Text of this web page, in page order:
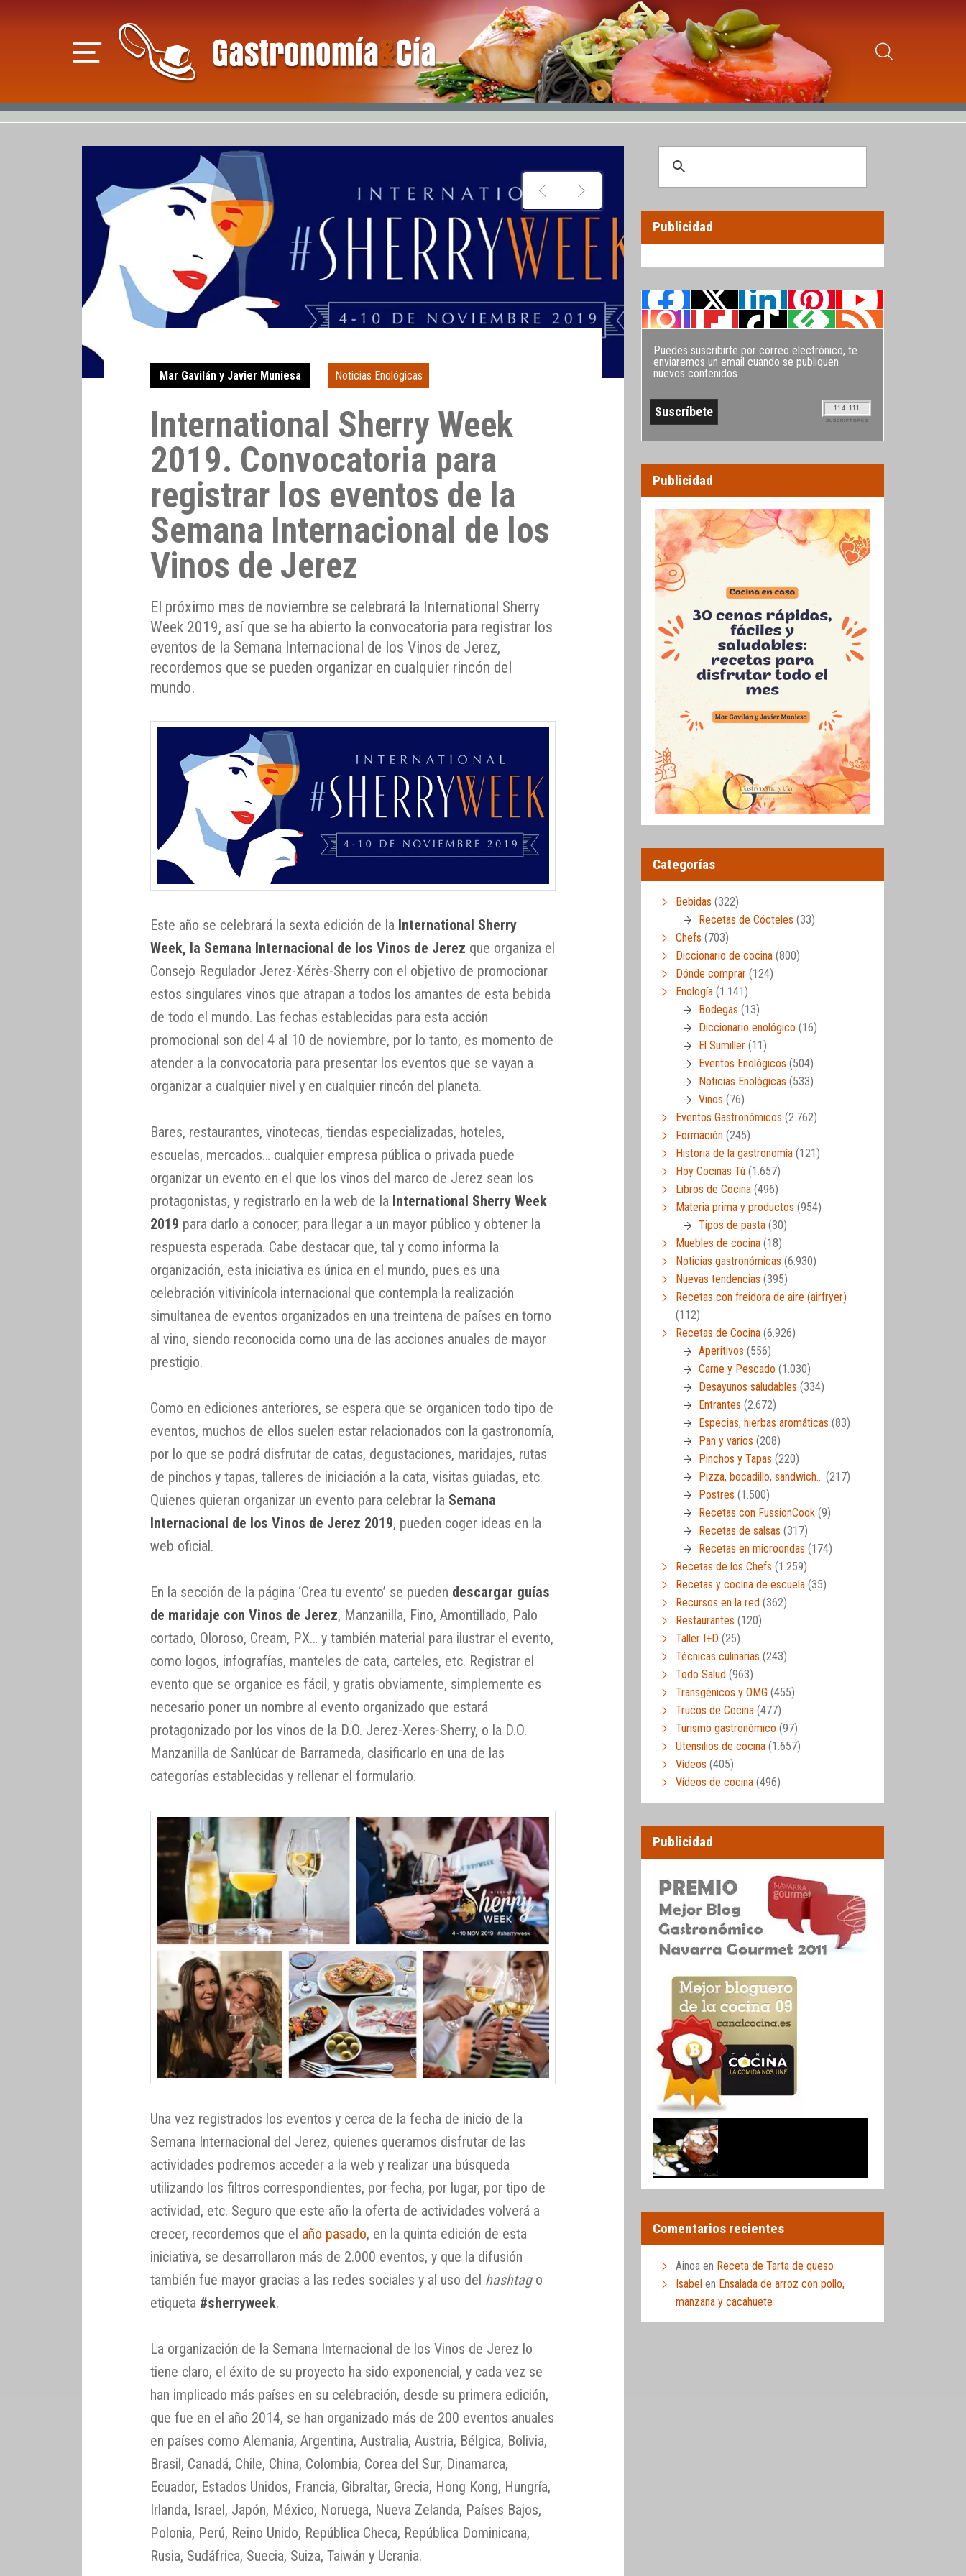
Mar Gavilán y Javier Muniesa Noticias Enológicas
International Sherry Week
2019. Convocatoria para
registrar los eventos de la
Semana Internacional de los
Vinos de Jerez
El próximo mes de noviembre se celebrará la International Sherry
Week 2019, así que se ha abierto la convocatoria para registrar los
eventos de la Semana Internacional de los Vinos de Jerez,
recordemos que se pueden organizar en cualquier rincón del
mundo.
Este año se celebrará la sexta edición de la International Sherry
Week, la Semana Internacional de los Vinos de Jerez que organiza el
Consejo Regulador Jerez-Xérès-Sherry con el objetivo de promocionar
estos singulares vinos que atrapan a todos los amantes de esta bebida
de todo el mundo. Las fechas establecidas para esta acción
promocional son del 4 al 10 de noviembre, por lo tanto, es momento de
atender a la convocatoria para presentar los eventos que se vayan a
organizar a cualquier nivel y en cualquier rincón del planeta.
Bares, restaurantes, vinotecas, tiendas especializadas, hoteles,
escuelas, mercados… cualquier empresa pública o privada puede
organizar un evento en el que los vinos del marco de Jerez sean los
protagonistas, y registrarlo en la web de la International Sherry Week
2019 para darlo a conocer, para llegar a un mayor público y obtener la
respuesta esperada. Cabe destacar que, tal y como informa la
organización, esta iniciativa es única en el mundo, pues es una
celebración vitivinícola internacional que contempla la realización
simultanea de eventos organizados en una treintena de países en torno
al vino, siendo reconocida como una de las acciones anuales de mayor
prestigio.
Como en ediciones anteriores, se espera que se organicen todo tipo de
eventos, muchos de ellos suelen estar relacionados con la gastronomía,
por lo que se podrá disfrutar de catas, degustaciones, maridajes, rutas
de pinchos y tapas, talleres de iniciación a la cata, visitas guiadas, etc.
Quienes quieran organizar un evento para celebrar la Semana
Internacional de los Vinos de Jerez 2019, pueden coger ideas en la
web oficial.
En la sección de la página ‘Crea tu evento’ se pueden descargar guías
de maridaje con Vinos de Jerez, Manzanilla, Fino, Amontillado, Palo
cortado, Oloroso, Cream, PX… y también material para ilustrar el evento,
como logos, infografías, manteles de cata, carteles, etc. Registrar el
evento que se organice es fácil, y gratis obviamente, simplemente es
necesario poner un nombre al evento organizado que estará
protagonizado por los vinos de la D.O. Jerez-Xeres-Sherry, o la D.O.
Manzanilla de Sanlúcar de Barrameda, clasificarlo en una de las
categorías establecidas y rellenar el formulario.
Una vez registrados los eventos y cerca de la fecha de inicio de la
Semana Internacional del Jerez, quienes queramos disfrutar de las
actividades podremos acceder a la web y realizar una búsqueda
utilizando los filtros correspondientes, por fecha, por lugar, por tipo de
actividad, etc. Seguro que este año la oferta de actividades volverá a
crecer, recordemos que el año pasado, en la quinta edición de esta
iniciativa, se desarrollaron más de 2.000 eventos, y que la difusión
también fue mayor gracias a las redes sociales y al uso del hashtago
etiqueta #sherryweek.
La organización de la Semana Internacional de los Vinos de Jerez lo
tiene claro, el éxito de su proyecto ha sido exponencial, y cada vez se
han implicado más países en su celebración, desde su primera edición,
que fue en el año 2014, se han organizado más de 200 eventos anuales
en países como Alemania, Argentina, Australia, Austria, Bélgica, Bolivia,
Brasil, Canadá, Chile, China, Colombia, Corea del Sur, Dinamarca,
Ecuador, Estados Unidos, Francia, Gibraltar, Grecia, Hong Kong, Hungría,
Irlanda, Israel, Japón, México, Noruega, Nueva Zelanda, Países Bajos,
Polonia, Perú, Reino Unido, República Checa, República Dominicana,
Rusia, Sudáfrica, Suecia, Suiza, Taiwán y Ucrania.
Publicidad
Puedes suscribirte por correo electrónico, te
enviaremos un email cuando se publiquen
nuevos contenidos
114.111
SUSCRIPTORES
Publicidad
Categorías
Bebidas (322)
Recetas de Cócteles (33)
Chefs (703)
Diccionario de cocina (800)
Dónde comprar (124)
Enología (1.141)
Bodegas (13)
Diccionario enológico (16)
El Sumiller (11)
Eventos Enológicos (504)
Noticias Enológicas (533)
Vinos (76)
Eventos Gastronómicos (2.762)
Formación (245)
Historia de la gastronomía (121)
Hoy Cocinas Tú (1.657)
Libros de Cocina (496)
Materia prima y productos (954)
Tipos de pasta (30)
Muebles de cocina (18)
Noticias gastronómicas (6.930)
Nuevas tendencias (395)
Recetas con freidora de aire (airfryer)
(112)
Recetas de Cocina (6.926)
Aperitivos (556)
Carne y Pescado (1.030)
Desayunos saludables (334)
Entrantes (2.672)
Especias, hierbas aromáticas (83)
Pan y varios (208)
Pinchos y Tapas (220)
Pizza, bocadillo, sandwich… (217)
Postres (1.500)
Recetas con FussionCook (9)
Recetas de salsas (317)
Recetas en microondas (174)
Recetas de los Chefs (1.259)
Recetas y cocina de escuela (35)
Recursos en la red (362)
Restaurantes (120)
Taller I+D (25)
Técnicas culinarias (243)
Todo Salud (963)
Transgénicos y OMG (455)
Trucos de Cocina (477)
Turismo gastronómico (97)
Utensilios de cocina (1.657)
Vídeos (405)
Vídeos de cocina (496)
Publicidad
Comentarios recientes
Ainoa en Receta de Tarta de queso
Isabel en Ensalada de arroz con pollo,
manzana y cacahuete